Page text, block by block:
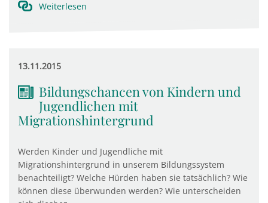
Weiterlesen
13.11.2015
Bildungschancen von Kindern und
Jugendlichen mit
Migrationshintergrund
Werden Kinder und Jugendliche mit
Migrationshintergrund in unserem Bildungssystem
benachteiligt? Welche Hürden haben sie tatsächlich? Wie
können diese überwunden werden? Wie unterscheiden